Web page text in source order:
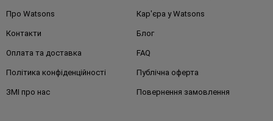
Про Watsons Кар'єра у Watsons
Контакти Блог
Оплата та доставка FAQ
Політика конфіденційності Публічна оферта
ЗМІ про нас Повернення замовлення